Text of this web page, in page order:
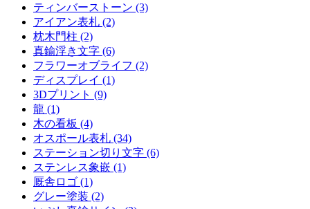
ティンバーストーン (3)
アイアン表札 (2)
枕木門柱 (2)
真鍮浮き文字 (6)
フラワーオブライフ (2)
ディスプレイ (1)
3Dプリント (9)
龍 (1)
木の看板 (4)
オスポール表札 (34)
ステーション切り文字 (6)
ステンレス象嵌 (1)
厩舎ロゴ (1)
グレー塗装 (2)